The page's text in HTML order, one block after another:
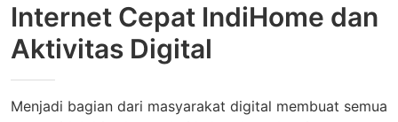
Internet Cepat IndiHome dan
Aktivitas Digital
Menjadi bagian dari masyarakat digital membuat semua